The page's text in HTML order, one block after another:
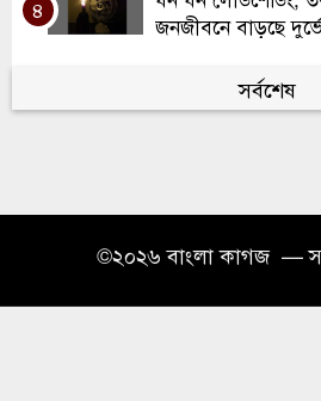
৪
জনজীবনে বাড়ছে
৫ আগস্ট ২০২৪:
কবিতা “অনুজ
নিউজার্সি নর্থ বি
সর্বশেষ
©২০২৬ বাংলা কাগজ —